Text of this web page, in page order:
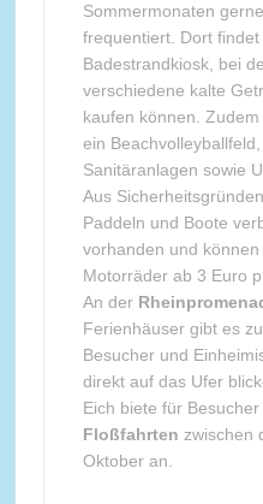
Sommermonaten
frequentiert. Dort
Badestrandkiosk, bei
verschiedene kalte
kaufen können.
ein
Sanitäranlagen sowie
Aus
Paddeln und Boote
vorhanden und
Motorräder ab 3 Euro
An der
Ferienhäuser gibt es
Besucher und
direkt auf das Ufer
Eich biete für Besucher
Floßfahrten zwischen
Oktober an.